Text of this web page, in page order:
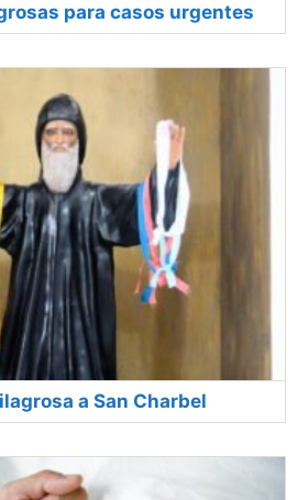
para casos urgentes
a San Charbel